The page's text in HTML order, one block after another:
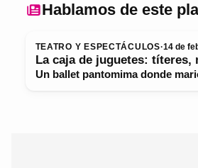
Hablamos de este
TEATRO Y ESPECTÁCULOS·14 de
La caja de juguetes:
Un ballet pantomima donde